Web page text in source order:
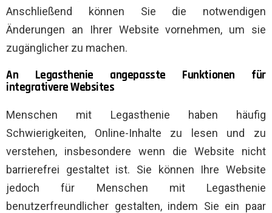
Anschließend können Sie die notwendigen
Änderungen an Ihrer Website vornehmen, um sie
zugänglicher zu machen.
An Legasthenie angepasste Funktionen für
integrativere Websites
Menschen mit Legasthenie haben häufig
Schwierigkeiten, Online-Inhalte zu lesen und zu
verstehen, insbesondere wenn die Website nicht
barrierefrei gestaltet ist. Sie können Ihre Website
jedoch für Menschen mit Legasthenie
benutzerfreundlicher gestalten, indem Sie ein paar